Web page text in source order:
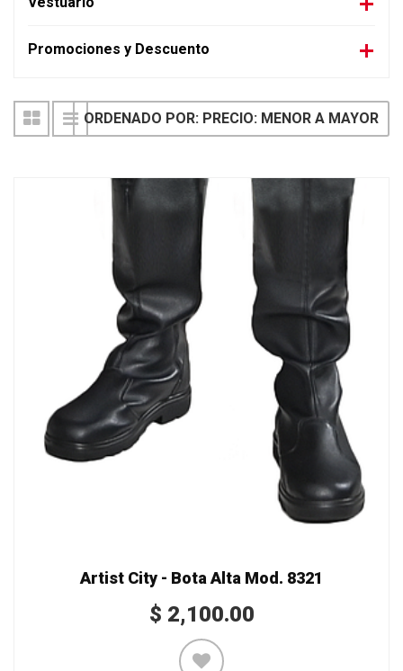
Promociones y Descuento
ORDENADO POR: PRECIO: MENOR A MAYOR
Artist City - Bota Alta Mod. 8321
$ 2,100.00